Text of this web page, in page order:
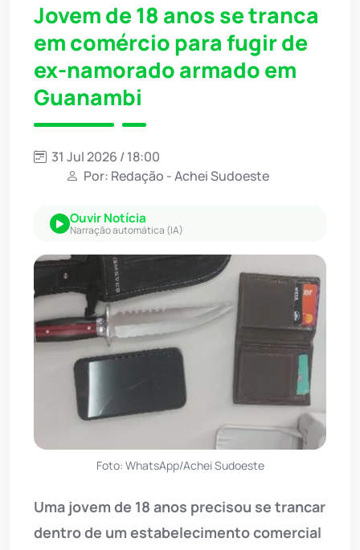
Jovem de 18 anos se tranca
em comércio para fugir de
ex-namorado armado em
Guanambi
31 Jul 2026 / 18:00
Por: Redação - Achei Sudoeste
Ouvir Notícia
Narração automática (IA)
Foto: WhatsApp/Achei Sudoeste
Uma jovem de 18 anos precisou se trancar
dentro de um estabelecimento comercial